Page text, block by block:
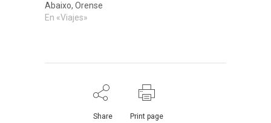
Abaixo, Orense
En «Viajes»
Share Print page